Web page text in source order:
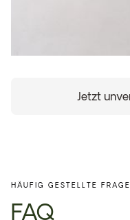
Jetzt
HÄUFIG GESTELLTE
FAQ